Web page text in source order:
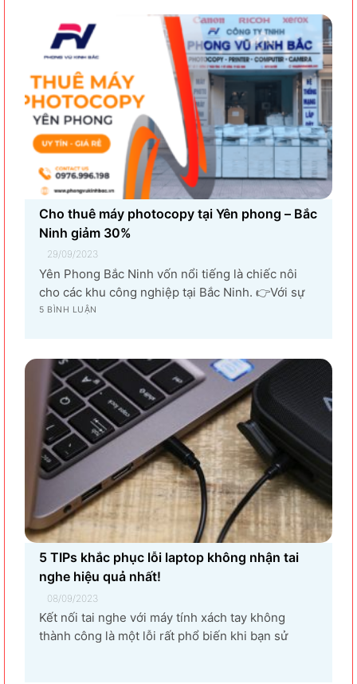
Cho thuê máy photocopy tại Yên phong – Bắc
Ninh giảm 30%
29/09/2023
Yên Phong Bắc Ninh vốn nổi tiếng là chiếc nôi
cho các khu công nghiệp tại Bắc Ninh. 👉Với sự
góp mặt của tập đoàn SamSung đầu tư cho hạng
5 BÌNH LUẬN
5 TIPs khắc phục lỗi laptop không nhận tai
nghe hiệu quả nhất!
08/09/2023
Kết nối tai nghe với máy tính xách tay không
thành công là một lỗi rất phổ biến khi bạn sử